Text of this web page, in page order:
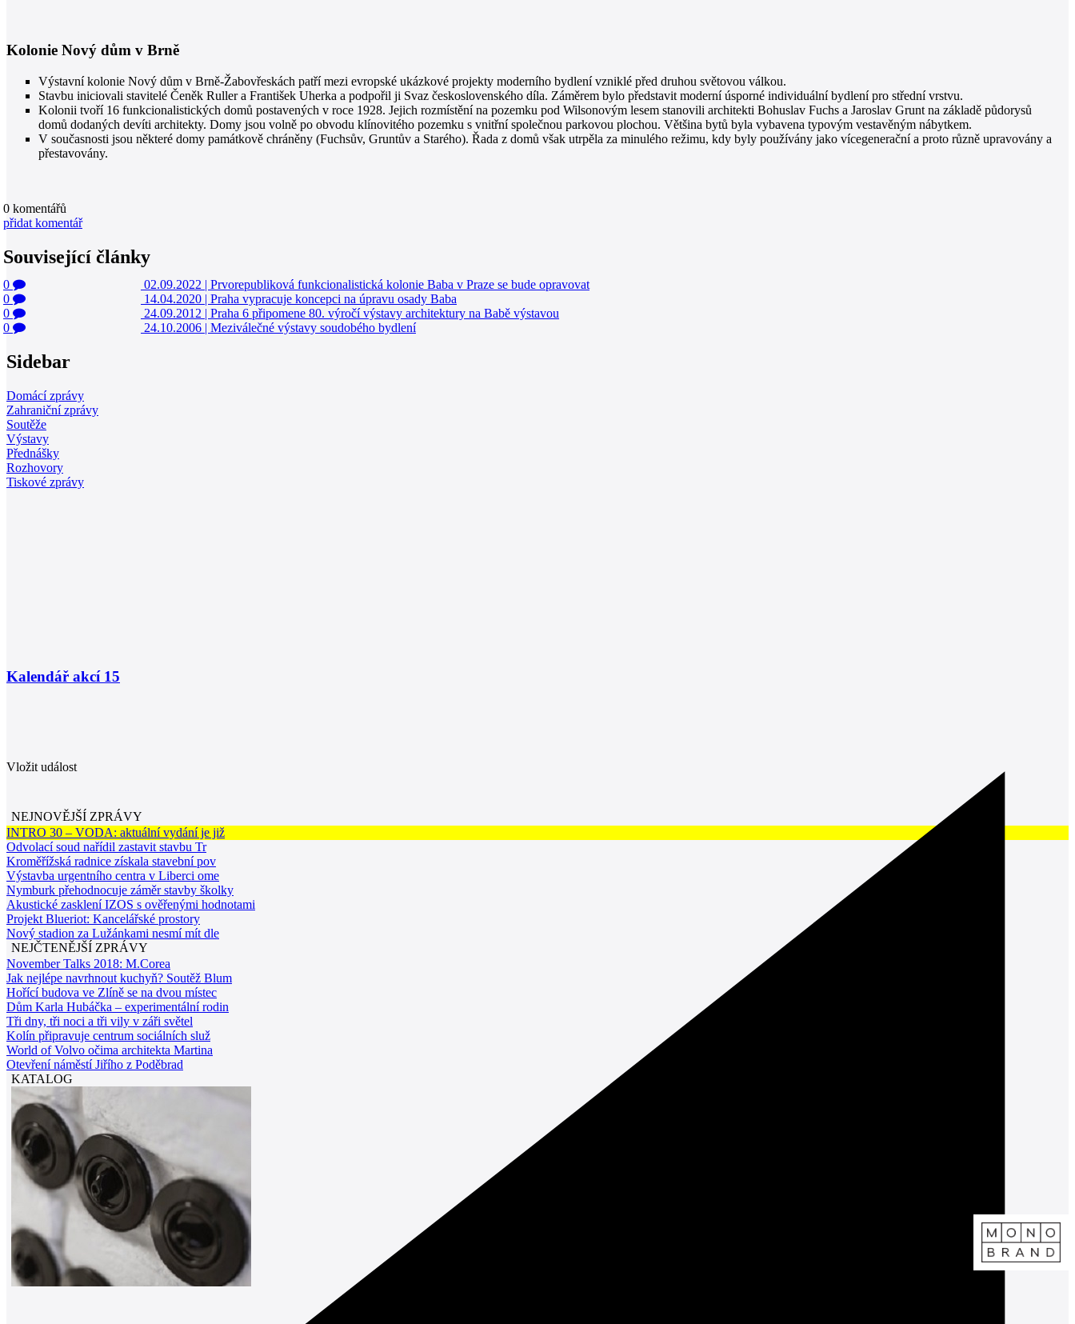
Kolonie Nový dům v Brně
Výstavní kolonie Nový dům v Brně-Žabovřeskách patří mezi evropské ukázkové projekty moderního bydlení vzniklé před druhou světovou válkou.
Stavbu iniciovali stavitelé Čeněk Ruller a František Uherka a podpořil ji Svaz československého díla. Záměrem bylo představit moderní úsporné individuální bydlení pro střední vrstvu.
Kolonii tvoří 16 funkcionalistických domů postavených v roce 1928. Jejich rozmístění na pozemku pod Wilsonovým lesem stanovili architekti Bohuslav Fuchs a Jaroslav Grunt na základě půdorysů
domů dodaných devíti architekty. Domy jsou volně po obvodu klínovitého pozemku s vnitřní společnou parkovou plochou. Většina bytů byla vybavena typovým vestavěným nábytkem.
V současnosti jsou některé domy památkově chráněny (Fuchsův, Gruntův a Starého). Řada z domů však utrpěla za minulého režimu, kdy byly používány jako vícegenerační a proto různě upravovány a
přestavovány.
0 komentářů
přidat komentář
Související články
0 02.09.2022
Prvorepubliková funkcionalistická kolonie Baba v Praze se bude opravovat
0
14.04.2020
Praha vypracuje koncepci na úpravu osady Baba
0
24.09.2012
Praha 6 připomene 80. výročí výstavy architektury na Babě výstavou
0
24.10.2006 Meziválečné výstavy soudobého bydlení
Sidebar
Domácí zprávy
Zahraniční zprávy
Soutěže
Výstavy
Přednášky
Rozhovory
Tiskové zprávy
Kalendář akcí 15
Vložit událost
NEJNOVĚJŠÍ ZPRÁVY
INTRO 30 – VODA: aktuální vydání je již
Odvolací soud nařídil zastavit stavbu Tr
Kroměřížská radnice získala stavební pov
Výstavba urgentního centra v Liberci ome
Nymburk přehodnocuje záměr stavby školky
Akustické zasklení IZOS s ověřenými hodnotami
Projekt Blueriot: Kancelářské prostory
Nový stadion za Lužánkami nesmí mít dle
NEJČTENĚJŠÍ ZPRÁVY
November Talks 2018: M.Corea
Jak nejlépe navrhnout kuchyň? Soutěž Blum
Hořící budova ve Zlíně se na dvou místec
Dům Karla Hubáčka – experimentální rodin
Tři dny, tři noci a tři vily v záři světel
Kolín připravuje centrum sociálních služ
World of Volvo očima architekta Martina
Otevření náměstí Jiřího z Poděbrad
KATALOG